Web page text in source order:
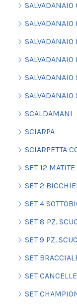
SALVADANAIO
SALVADANAIO
SALVADANAIO
SALVADANAIO
SALVADANAIO
SALVADANAIO
SCALDAMANI
SCIARPA
SCIARPETTA
SET 12 MATITE
SET 2
SET 4
SET 8 PZ.
SET 9 PZ.
SET
SET
SET